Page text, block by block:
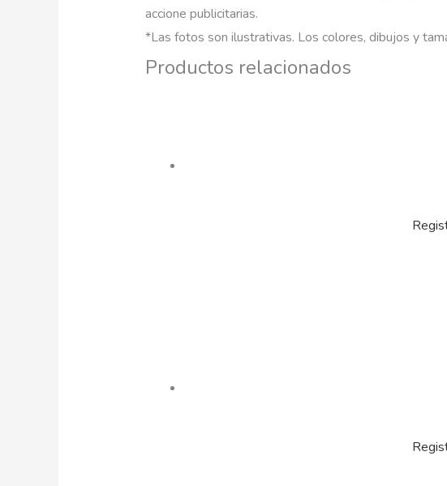
accione publicitarias.
*Las fotos son ilustrativas. Los colores, dibujos y
Productos relacionados